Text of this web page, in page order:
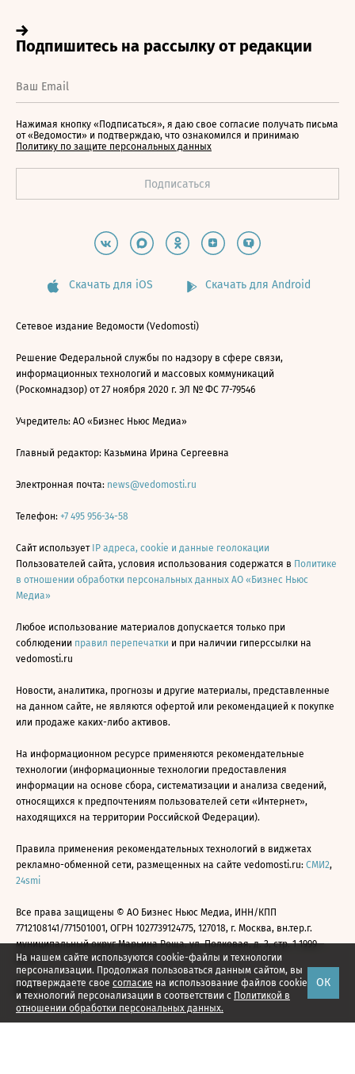
На нашем сайте используются cookie-файлы и технологии
персонализации. Продолжая пользоваться данным сайтом, вы
подтверждаете свое согласие на использование файлов cookie
и технологий персонализации в соответствии с Политикой в
отношении обработки персональных данных.
ОК
Нажимая кнопку «Подписаться», я даю свое согласие получать письма
от «Ведомости» и подтверждаю, что ознакомился и принимаю
Политику по защите персональных данных
Скачать для iOS Скачать для Android
Сетевое издание Ведомости (Vedomosti)
Решение Федеральной службы по надзору в сфере связи,
информационных технологий и массовых коммуникаций
(Роскомнадзор) от 27 ноября 2020 г. ЭЛ № ФС 77-79546
Учредитель: АО «Бизнес Ньюс Медиа»
Главный редактор: Казьмина Ирина Сергеевна
Электронная почта: news@vedomosti.ru
Телефон: +7 495 956-34-58
Сайт использует IP адреса, cookie и данные геолокации
Пользователей сайта, условия использования содержатся в Политике
в отношении обработки персональных данных АО «Бизнес Ньюс
Медиа»
Любое использование материалов допускается только при
соблюдении правил перепечатки и при наличии гиперссылки на
vedomosti.ru
Новости, аналитика, прогнозы и другие материалы, представленные
на данном сайте, не являются офертой или рекомендацией к покупке
или продаже каких-либо активов.
На информационном ресурсе применяются рекомендательные
технологии (информационные технологии предоставления
информации на основе сбора, систематизации и анализа сведений,
относящихся к предпочтениям пользователей сети «Интернет»,
находящихся на территории Российской Федерации).
Правила применения рекомендательных технологий в виджетах
рекламно-обменной сети, размещенных на сайте vedomosti.ru: СМИ2,
24smi
Все права защищены © АО Бизнес Ньюс Медиа, ИНН/КПП
7712108141/771501001, ОГРН 1027739124775, 127018, г. Москва, вн.тер.г.
муниципальный округ Марьина Роща, ул. Полковая, д. 3, стр. 1 1999—
2026